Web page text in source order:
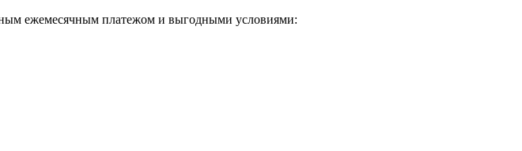
ежемесячным платежом и выгодными условиями: